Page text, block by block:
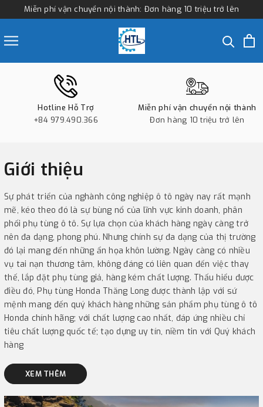
Miễn phí vận chuyển nội thành: Đơn hàng 10 triệu trở lên
Hotline Hỗ Trợ
+84 979.490.366
Miễn phí vận chuyển nội thành
Đơn hàng 10 triệu trở lên
Giới thiệu
Sự phát triển của nghành công nghiệp ô tô ngày nay rất mạnh
mẽ, kéo theo đó là sự bùng nổ của lĩnh vực kinh doanh, phân
phối phụ tùng ô tô. Sự lựa chọn của khách hàng ngày càng trở
nên đa dạng, phong phú. Nhưng chính sự đa dạng của thị trường
đó lại mang đến những ẩn họa khôn lường. Ngày càng có nhiều
vụ tai nạn thương tâm, không đáng có liên quan đến việc thay
thế, lắp đặt phụ tùng giả, hàng kém chất lượng. Thấu hiểu được
điều đó, Phụ tùng Honda Thăng Long được thành lập với sứ
mệnh mang đến quý khách hàng những sản phẩm phụ tùng ô tô
Honda chính hãng; với chất lượng cao nhất, đáp ứng nhiều chỉ
tiêu chất lượng quốc tế; tạo dựng uy tín, niềm tin với Quý khách
hàng
XEM THÊM